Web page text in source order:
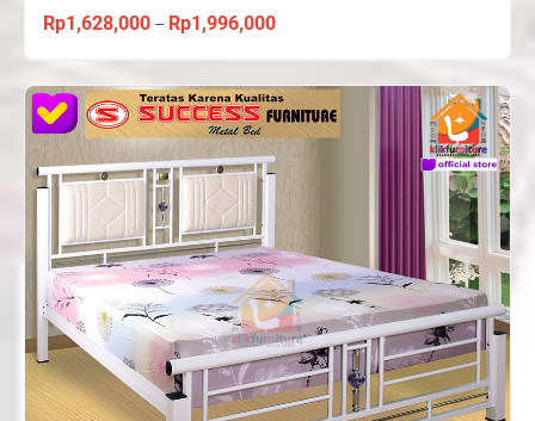
Rp1,628,000 – Rp1,996,000Price
Rp1,628,000
through
Rp1,996,000